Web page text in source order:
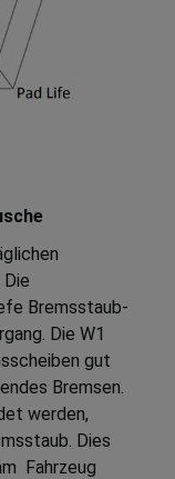
Bremsstaub-
Die W1
gut
Bremsen.
werden,
Dies
Fahrzeug